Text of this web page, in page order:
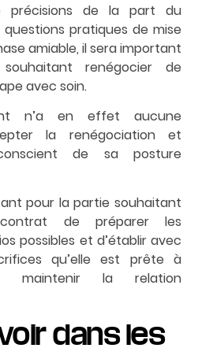
précisions de la part du
pratiques de mise
amiable, il sera important
renégocier de
avec soin.
n’a en effet aucune
la renégociation et
de sa posture
pour la partie souhaitant
de préparer les
possibles et d’établir avec
qu’elle est prête à
maintenir la relation
dans les